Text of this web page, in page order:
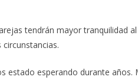
tendrán mayor tranquilidad
estado esperando durante